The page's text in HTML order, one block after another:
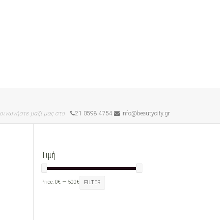
μαζί μας στο 21 0598 4754 info@beautycity.gr
Τιμή
FILTER
Price: 0€ — 500€